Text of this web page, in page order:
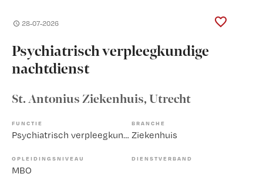
28-07-2026
Psychiatrisch verpleegkundige
nachtdienst
St. Antonius Ziekenhuis, Utrecht
FUNCTIE
Psychiatrisch verpleegkundige
BRANCHE
Ziekenhuis
OPLEIDINGSNIVEAU
MBO
DIENSTVERBAND